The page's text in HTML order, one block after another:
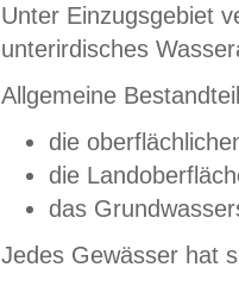
Unter Einzugsgebiet
unterirdisches
Allgemeine
die
die
das
Jedes Gewässer hat